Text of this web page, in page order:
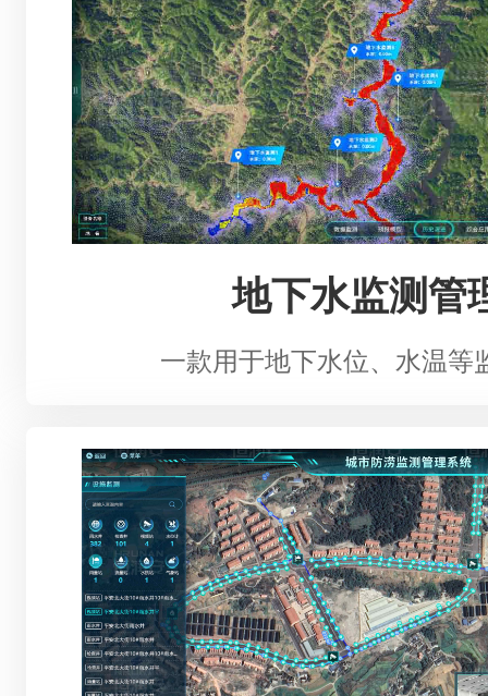
地下水监测管
一款用于地下水位、水温等